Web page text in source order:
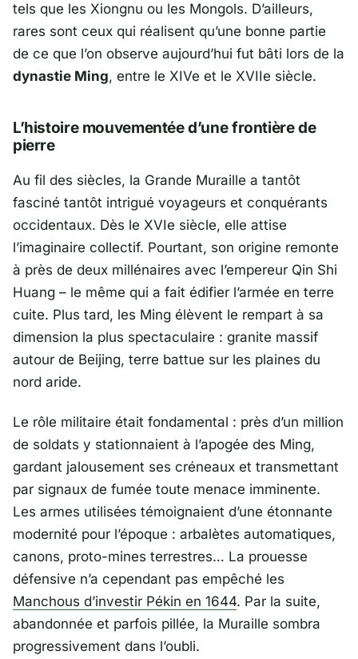
tels que les Xiongnu ou les Mongols. D’ailleurs,
rares sont ceux qui réalisent qu’une bonne partie
de ce que l’on observe aujourd’hui fut bâti lors de la
dynastie Ming, entre le XIVe et le XVIIe siècle.
L’histoire mouvementée d’une frontière de
pierre
Au fil des siècles, la Grande Muraille a tantôt
fasciné tantôt intrigué voyageurs et conquérants
occidentaux. Dès le XVIe siècle, elle attise
l’imaginaire collectif. Pourtant, son origine remonte
à près de deux millénaires avec l’empereur Qin Shi
Huang – le même qui a fait édifier l’armée en terre
cuite. Plus tard, les Ming élèvent le rempart à sa
dimension la plus spectaculaire : granite massif
autour de Beijing, terre battue sur les plaines du
nord aride.
Le rôle militaire était fondamental : près d’un million
de soldats y stationnaient à l’apogée des Ming,
gardant jalousement ses créneaux et transmettant
par signaux de fumée toute menace imminente.
Les armes utilisées témoignaient d’une étonnante
modernité pour l’époque : arbalètes automatiques,
canons, proto-mines terrestres… La prouesse
défensive n’a cependant pas empêché les
Manchous d’investir Pékin en 1644. Par la suite,
abandonnée et parfois pillée, la Muraille sombra
progressivement dans l’oubli.